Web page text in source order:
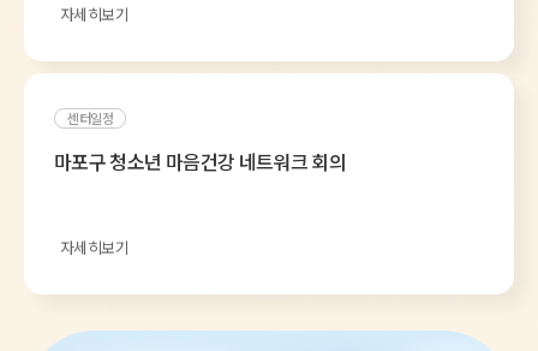
자세히보기
센터일정
마포구 청소년 마음건강 네트워크 회의
자세히보기